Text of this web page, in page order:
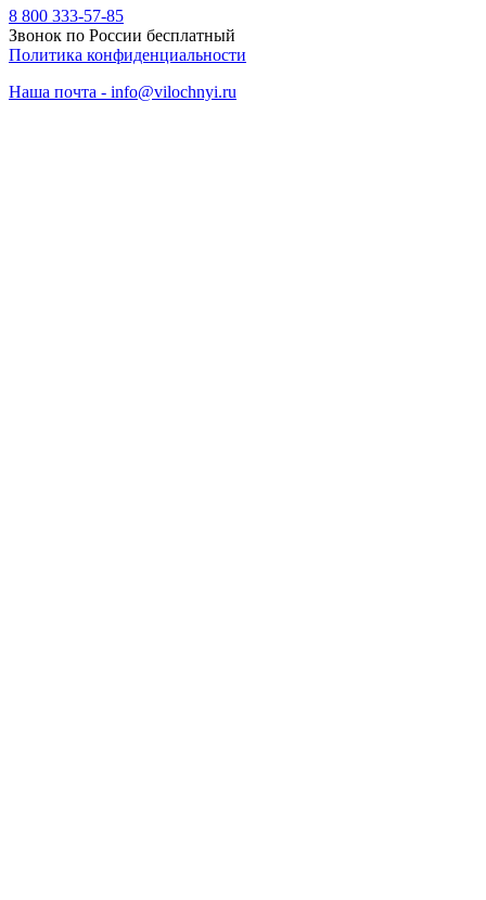
8 800 333-57-85
Звонок по России бесплатный
Политика конфиденциальности
Наша почта - info@vilochnyi.ru